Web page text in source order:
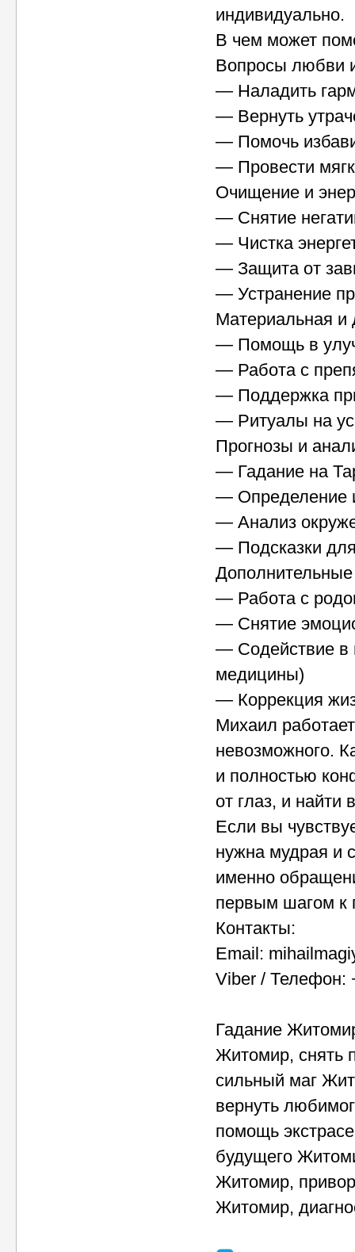
индивидуально.
В чем может
Вопросы любви
— Наладить
— Вернуть
— Помочь
— Провести
Очищение и
— Снятие
— Чистка
— Защита от
— Устранение
Материальная и
— Помощь в
— Работа с
— Поддержка
— Ритуалы на
Прогнозы и
— Гадание на
— Определение
— Анализ
— Подсказки
— Работа с
— Снятие
— Содействие в
медицины)
— Коррекция
Михаил
невозможного.
и полностью
от глаз, и
Если вы
нужна мудрая и
именно
первым шагом к
Контакты:
Email:
Viber / Телефон:
Гадание
Житомир, снять
сильный маг
вернуть
помощь
будущего
Житомир,
Житомир,